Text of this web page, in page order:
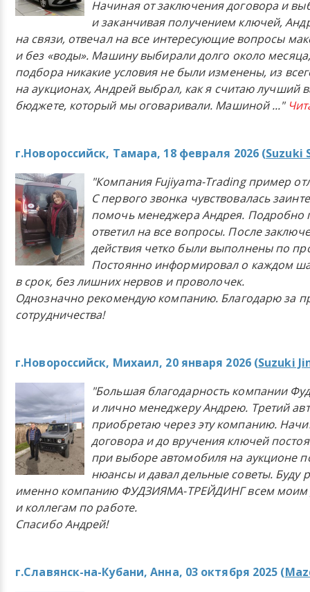
Начиная от заключения договора и
и заканчивая получением ключей,
на связи, отвечал на все интересующие вопросы
и без «воды». Машину выбирали долго около
подбора никакие условия не были изменены, из
на аукционах, Андрей выбрал, как я считаю лучший
бюджете, который мы оговаривали. Машиной..."
г.Новороссийск, Тамара, 18 февраля 2026 (Suzuki
"Компания Fujiyama-Trading пример
С первого звонка чувствовалась
помочь менеджера Андрея. Подробно
ответил на все вопросы. После
действия четко были выполнены по
Постоянно информировал о каждом
в срок, без лишних нервов и проволочек.
Однозначно рекомендую компанию. Благодарю за
сотрудничества!
г.Новороссийск, Михаил, 20 января 2026 (Suzuki
"Большая благодарность компании
и лично менеджеру Андрею. Третий
приобретаю через эту компанию.
договора и до вручения ключей
при выборе автомобиля на аукционе
нюансы и давал дельные советы. Буду
именно компанию ФУДЗИЯМА-ТРЕЙДИНГ всем моим
и коллегам по работе.
Спасибо Андрей!
г.Славянск-на-Кубани, Анна, 03 октября 2025 (